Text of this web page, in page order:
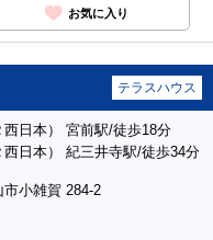
お気に入り
テラスハウス
日本） 宮前駅/徒歩18分
日本） 紀三井寺駅/徒歩34分
小雑賀 284-2